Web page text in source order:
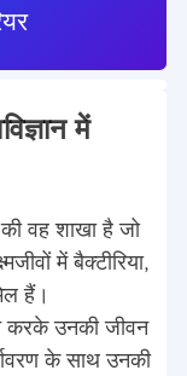
में
वह शाखा है जो
में बैक्टीरिया,
हैं।
करके उनकी जीवन
के साथ उनकी